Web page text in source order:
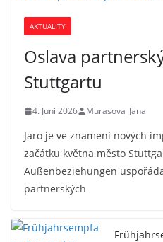
AKTUALITY
Oslava
Stuttgartu
4. Juni 2026 Murasova_Jana
Jaro je ve znamení nových
začátku května město
Außenbeziehungen
partnerských